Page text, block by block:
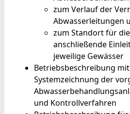
zum Verlauf der
Abwasserleitungen
zum Standort für
anschließende
jeweilige Gewässer
Betriebsbeschreibung
Systemzeichnung der
und Kontrollverfahren